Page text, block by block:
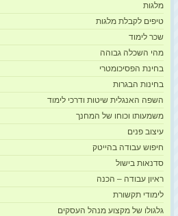
מלגות
טיפים לקבלת מלגות
שכר לימוד
מהי השכלה גבוהה
בחינת הפסיכומטרי
בחינות הבגרות
השפה האנגלית שיטות ודרכי לימוד
משמעותו וכוחו של המחנך
עיצוב פנים
חיפוש עבודה בהייטק
סדנאות בישול
ראיון עבודה – הכנה
לימודי תקשורת
גלגולו של מקצוע מנהל העסקים